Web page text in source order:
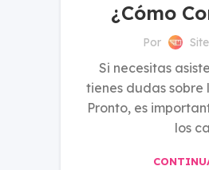
¿Cómo
Por
Si necesitas
tienes dudas sobre
Pronto, es
los